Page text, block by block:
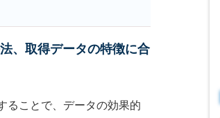
、取得データの特徴に合
ることで、データの効果的